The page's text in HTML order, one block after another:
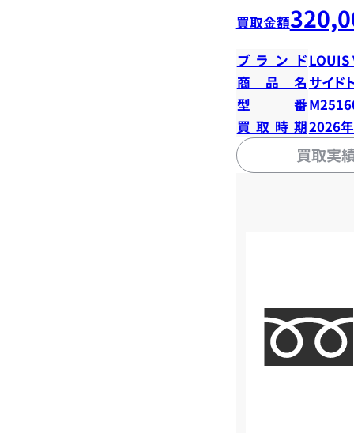
買取金額
ブランドLOUIS
商品名 サイド
型番
買取時期2026
買取実